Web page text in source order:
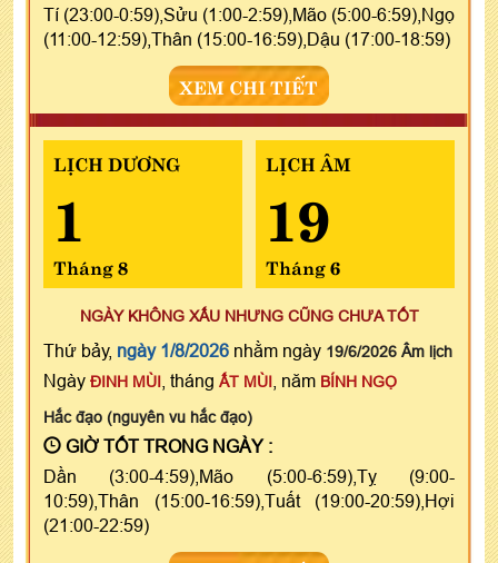
Tí (23:00-0:59),Sửu (1:00-2:59),Mão (5:00-6:59),Ngọ
(11:00-12:59),Thân (15:00-16:59),Dậu (17:00-18:59)
XEM CHI TIẾT
LỊCH DƯƠNG
1
Tháng 8
LỊCH ÂM
19
Tháng 6
NGÀY KHÔNG XẤU NHƯNG CŨNG CHƯA TỐT
Thứ bảy, ngày 1/8/2026 nhằm ngày 19/6/2026 Âm lịch
Ngày ĐINH MÙI , tháng ẤT MÙI , năm BÍNH NGỌ
Hắc đạo (nguyên vu hắc đạo)
GIỜ TỐT TRONG NGÀY :
Dần (3:00-4:59),Mão (5:00-6:59),Tỵ (9:00-
10:59),Thân (15:00-16:59),Tuất (19:00-20:59),Hợi
(21:00-22:59)